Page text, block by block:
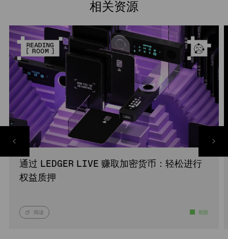
相关资源
通过 LEDGER LIVE 赚取加密货币：轻松进行
权益质押
阅读 初阶